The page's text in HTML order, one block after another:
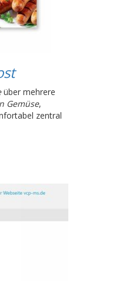
über mehrere
Gemüse,
zentral